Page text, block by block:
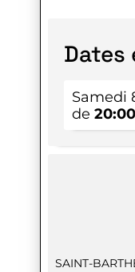
Dates
Samedi
de 20:00
SAINT-